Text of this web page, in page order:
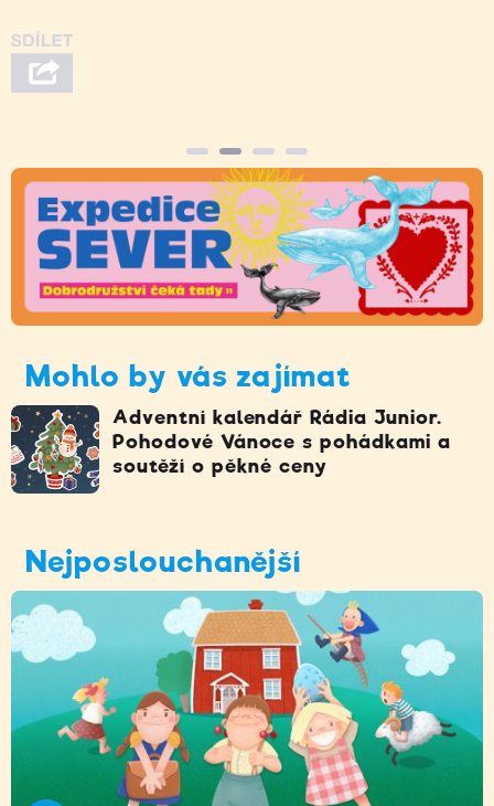
Mohlo by vás zajímat
Adventní kalendář Rádia Junior.
Pohodové Vánoce s pohádkami a
soutěží o pěkné ceny
Nejposlouchanější